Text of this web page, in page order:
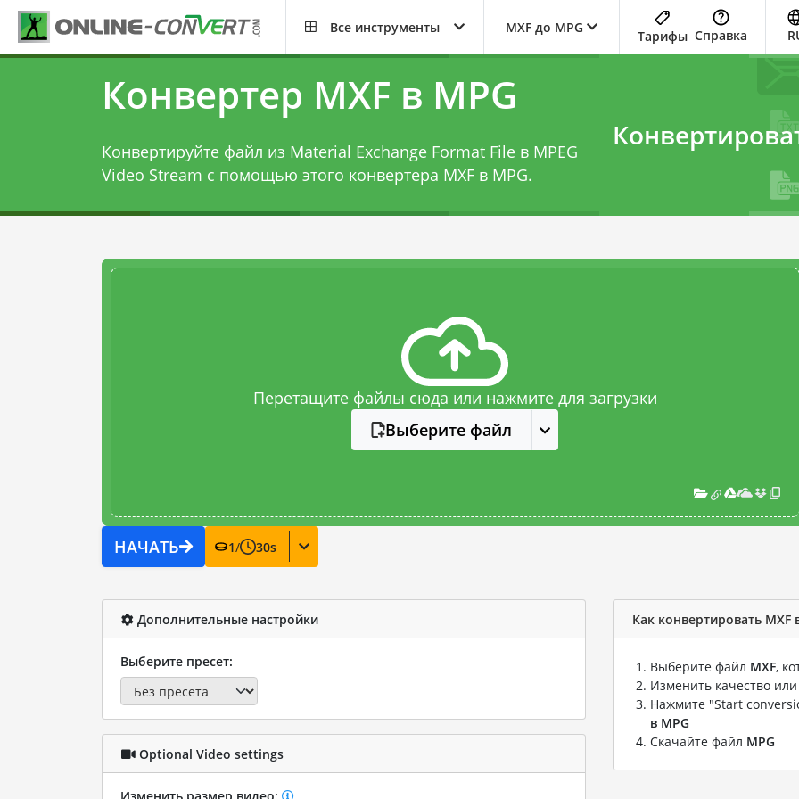
Все инструменты MXF до MPG
Тарифы Справка
Конвертер MXF в MPG
Конвертируйте файл из Material Exchange Format File в MPEG
Video Stream с помощью этого конвертера MXF в MPG.
Перетащите файлы сюда или нажмите для загрузки
Выберите файл
НАЧАТЬ 1/ 30s
Дополнительные настройки
Выберите пресет:
Optional Video settings
Как конвертировать MXF
Выберите файл MXF,
Изменить качество
Нажмите "Start
в MPG
Скачайте файл MPG